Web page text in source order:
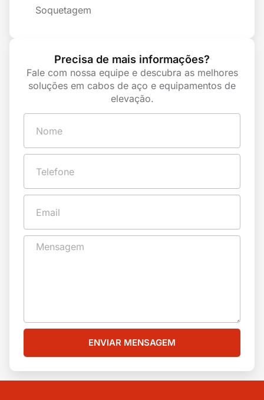
Soquetagem
Precisa de mais informações?
Fale com nossa equipe e descubra as melhores
soluções em cabos de aço e equipamentos de
elevação.
ENVIAR MENSAGEM